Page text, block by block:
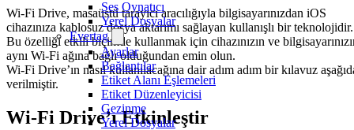
Ses Oynatıcı
Yerel Dosyalar
Evertag
Ayarlar
Bağlantılar
Etiket Alanı Eşlemeleri
Etiket Düzenleyicisi
Gezinme
Yerel Dosyalar
Wi-Fi Drive, masaüstü tarayıcı aracılığıyla bilgisayarınızdan iOS
cihazınıza kablosuz dosya aktarımı sağlayan kullanışlı bir teknolojidir.
Bu özelliği etkili biçimde kullanmak için cihazınızın ve
aynı Wi-Fi ağına bağlı olduğundan emin olun.
Wi-Fi Drive’ın nasıl kullanılacağına dair adım adım bir kılavuz
verilmiştir.
Wi-Fi Drive’ı Etkinleştir